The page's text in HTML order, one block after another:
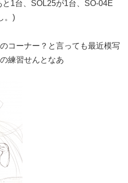
1台、SOL25が1台、SO-04E
。)
コーナー？と言っても最近模写
練習せんとなあ